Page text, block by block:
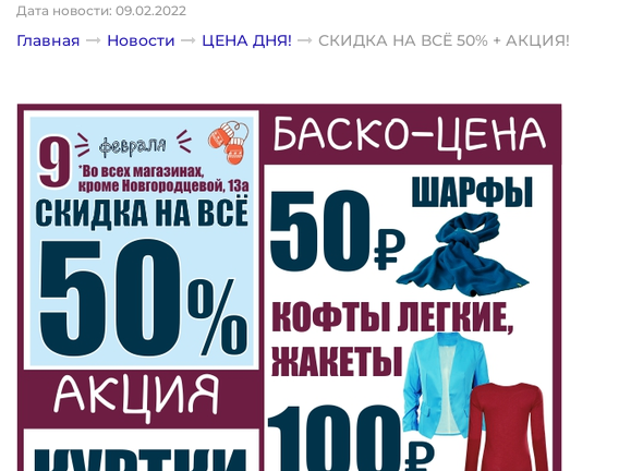
Дата новости: 09.02.2022
Главная Новости ЦЕНА ДНЯ! СКИДКА НА ВСЁ 50% + АКЦИЯ!